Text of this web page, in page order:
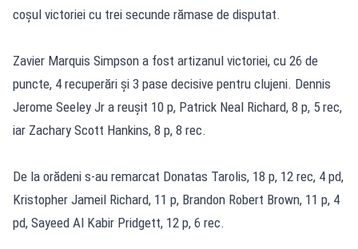
coșul victoriei cu trei secunde rămase de disputat.
Zavier Marquis Simpson a fost artizanul victoriei, cu 26 de
puncte, 4 recuperări și 3 pase decisive pentru clujeni. Dennis
Jerome Seeley Jr a reușit 10 p, Patrick Neal Richard, 8 p, 5 rec,
iar Zachary Scott Hankins, 8 p, 8 rec.
De la orădeni s-au remarcat Donatas Tarolis, 18 p, 12 rec, 4 pd,
Kristopher Jameil Richard, 11 p, Brandon Robert Brown, 11 p, 4
pd, Sayeed Al Kabir Pridgett, 12 p, 6 rec.